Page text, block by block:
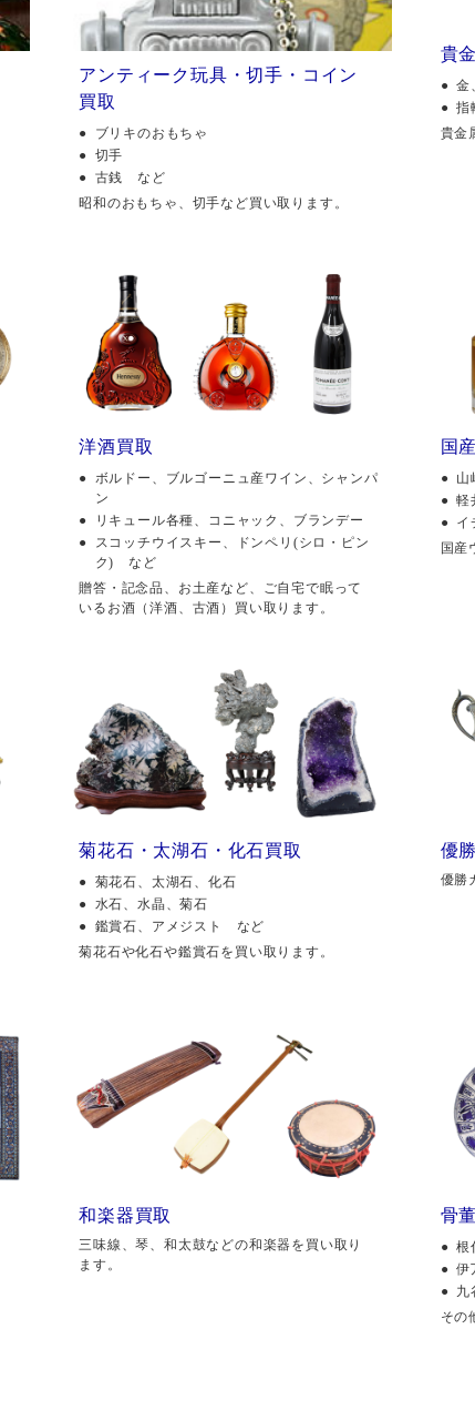
アンティーク玩具・切手・コイン
買取
ブリキのおもちゃ
切手
古銭 など
昭和のおもちゃ、切手など買い取ります。
貴
金
指
貴金
洋酒買取
ボルドー、ブルゴーニュ産ワイン、シャンパ
ン
リキュール各種、コニャック、ブランデー
スコッチウイスキー、ドンペリ(シロ・ピン
ク) など
贈答・記念品、お土産など、ご自宅で眠って
いるお酒（洋酒、古酒）買い取ります。
国
山
軽
イ
国産
菊花石・太湖石・化石買取
菊花石、太湖石、化石
水石、水晶、菊石
鑑賞石、アメジスト など
菊花石や化石や鑑賞石を買い取ります。
優
優勝
和楽器買取
三味線、琴、和太鼓などの和楽器を買い取り
ます。
骨
根
伊
九
その